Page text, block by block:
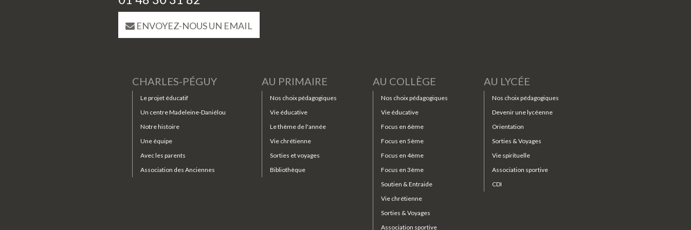
ENVOYEZ-NOUS UN EMAIL
CHARLES-PÉGUY
Le projet éducatif
Un centre Madeleine-Daniélou
Notre histoire
Une équipe
Avec les parents
Association des Anciennes
AU PRIMAIRE
Nos choix pédagogiques
Vie éducative
Le thème de l'année
Vie chrétienne
Sorties et voyages
Bibliothèque
AU COLLÈGE
Nos choix pédagogiques
Vie éducative
Focus en 6ème
Focus en 5ème
Focus en 4ème
Focus en 3ème
Soutien & Entraide
Vie chrétienne
Sorties & Voyages
Association sportive
AU LYCÉE
Nos choix pédagogiques
Devenir une lycéenne
Orientation
Sorties & Voyages
Vie spirituelle
Association sportive
CDI